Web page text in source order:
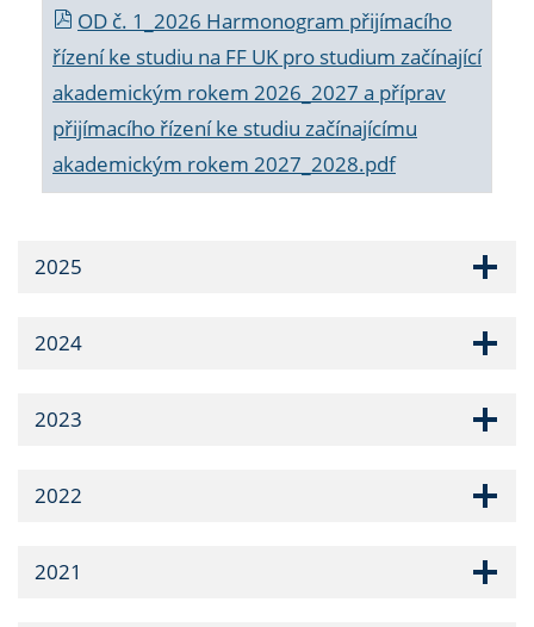
OD č. 1_2026 Harmonogram přijímacího
řízení ke studiu na FF UK pro studium začínající
akademickým rokem 2026_2027 a příprav
přijímacího řízení ke studiu začínajícímu
akademickým rokem 2027_2028.pdf
2025
2024
2023
2022
2021